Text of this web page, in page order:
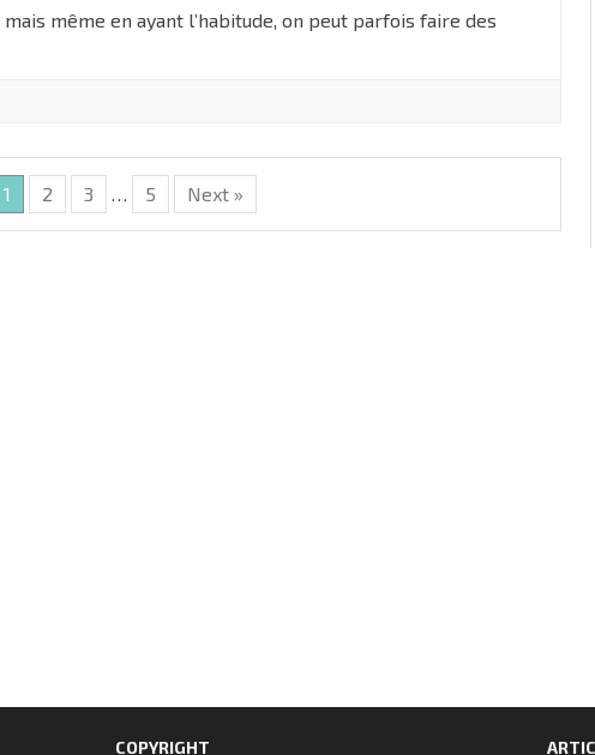
même en ayant l’habitude, on peut parfois faire des
1 2 3 … 5 Next »
COPYRIGHT